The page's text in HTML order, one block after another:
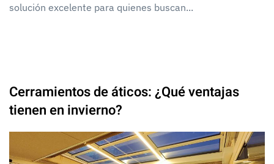
solución excelente para quienes buscan...
Cerramientos de áticos: ¿Qué ventajas
tienen en invierno?